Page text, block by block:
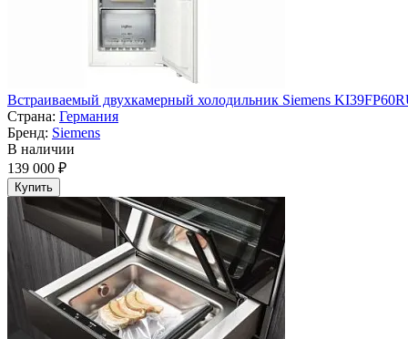
Встраиваемый двухкамерный холодильник Siemens
Страна: Германия
Бренд: Siemens
В наличии
139 000 ₽
Купить